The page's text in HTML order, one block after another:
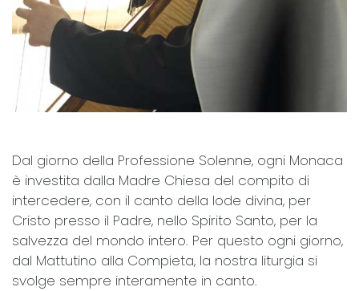
Dal giorno della Professione Solenne, ogni Monaca
è investita dalla Madre Chiesa del compito di
intercedere, con il canto della lode divina, per
Cristo presso il Padre, nello Spirito Santo, per la
salvezza del mondo intero. Per questo ogni giorno,
dal Mattutino alla Compieta, la nostra liturgia si
svolge sempre interamente in canto.